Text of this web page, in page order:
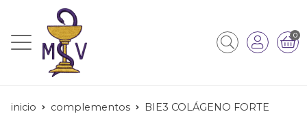
0
inicio complementos BIE3 COLÁGENO FORTE